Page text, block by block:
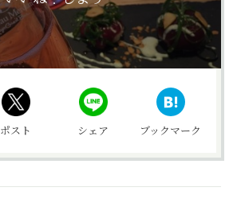
ポスト シェア ブックマーク